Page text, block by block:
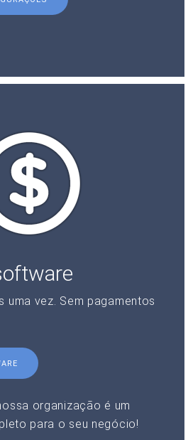
uma vez. Sem pagamentos
organização é um
para o seu negócio!